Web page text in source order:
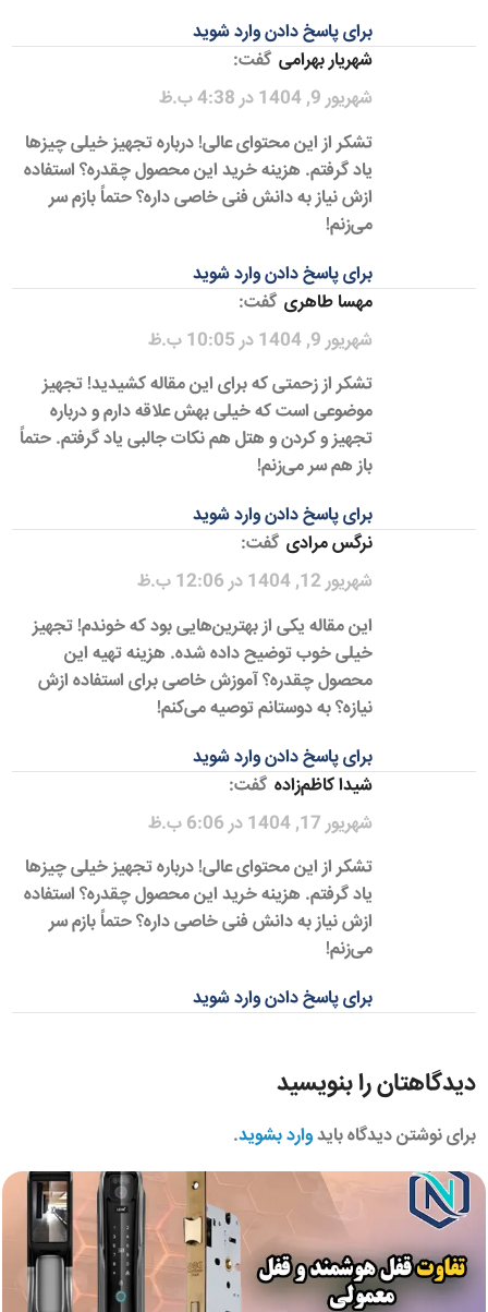
برای پاسخ دادن وارد شوید
شهریار بهرامی گفت:
شهریور 9, 1404 در 4:38 ب.ظ
تشکر از این محتوای عالی! درباره تجهیز خیلی چیزها
یاد گرفتم. هزینه خرید این محصول چقدره؟ استفاده
ازش نیاز به دانش فنی خاصی داره؟ حتماً بازم سر
می‌زنم!
برای پاسخ دادن وارد شوید
مهسا طاهری گفت:
شهریور 9, 1404 در 10:05 ب.ظ
تشکر از زحمتی که برای این مقاله کشیدید! تجهیز
موضوعی است که خیلی بهش علاقه دارم و درباره
تجهیز و کردن و هتل هم نکات جالبی یاد گرفتم. حتماً
باز هم سر می‌زنم!
برای پاسخ دادن وارد شوید
نرگس مرادی گفت:
شهریور 12, 1404 در 12:06 ب.ظ
این مقاله یکی از بهترین‌هایی بود که خوندم! تجهیز
خیلی خوب توضیح داده شده. هزینه تهیه این
محصول چقدره؟ آموزش خاصی برای استفاده ازش
نیازه؟ به دوستانم توصیه می‌کنم!
برای پاسخ دادن وارد شوید
شیدا کاظم‌زاده گفت:
شهریور 17, 1404 در 6:06 ب.ظ
تشکر از این محتوای عالی! درباره تجهیز خیلی چیزها
یاد گرفتم. هزینه خرید این محصول چقدره؟ استفاده
ازش نیاز به دانش فنی خاصی داره؟ حتماً بازم سر
می‌زنم!
برای پاسخ دادن وارد شوید
دیدگاهتان را بنویسید
برای نوشتن دیدگاه بایدوارد بشوید.